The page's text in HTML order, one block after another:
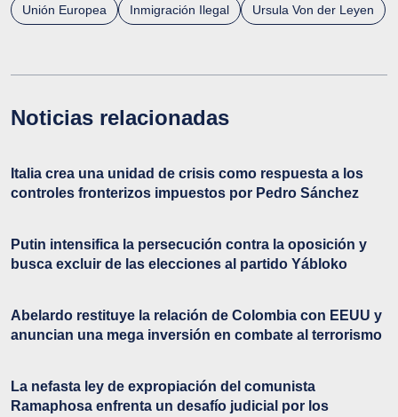
Unión Europea Inmigración Ilegal Ursula Von der Leyen
Noticias relacionadas
Italia crea una unidad de crisis como respuesta a los
controles fronterizos impuestos por Pedro Sánchez
Putin intensifica la persecución contra la oposición y
busca excluir de las elecciones al partido Yábloko
Abelardo restituye la relación de Colombia con EEUU y
anuncian una mega inversión en combate al terrorismo
La nefasta ley de expropiación del comunista
Ramaphosa enfrenta un desafío judicial por los